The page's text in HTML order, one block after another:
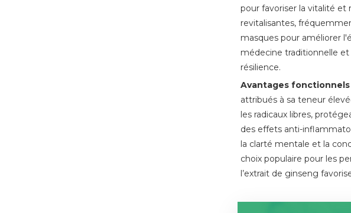
pour favoriser la vitalité et
revitalisantes,
masques pour améliorer
médecine traditionnelle et
résilience.
Avantages fonctionnels
attribués à sa teneur
les radicaux libres,
des effets anti-
la clarté mentale et la
choix populaire pour les
l’extrait de ginseng